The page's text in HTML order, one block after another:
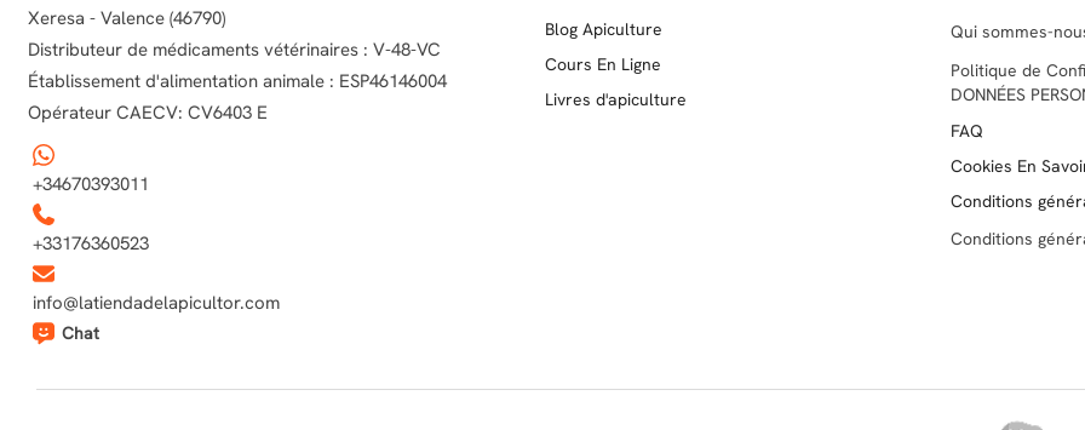
Xeresa - Valence (46790)
Distributeur de médicaments vétérinaires : V-48-VC
Établissement d'alimentation animale : ESP46146004
Opérateur CAECV: CV6403 E
+34670393011
+33176360523
info@latiendadelapicultor.com
Chat
Blog Apiculture
Cours En Ligne
Livres d'apiculture
Qui sommes-
Politique de
DONNÉES
FAQ
Cookies En
Conditions
Conditions